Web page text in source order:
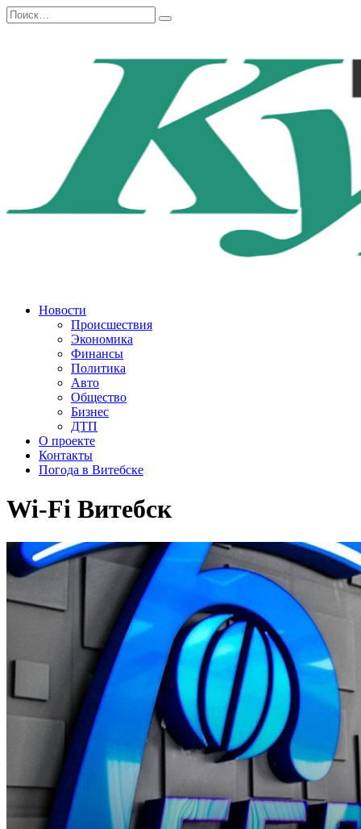
Перейти
к
Search
for:
Новости
Происшествия
Экономика
Финансы
Политика
Авто
Общество
Бизнес
ДТП
О проекте
Контакты
Погода в Витебске
Wi-Fi Витебск